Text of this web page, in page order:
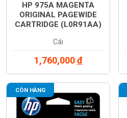
HP 975A MAGENTA
ORIGINAL PAGEWIDE
CARTRIDGE (L0R91AA)
Cái
1,760,000đ
CÒN HÀNG